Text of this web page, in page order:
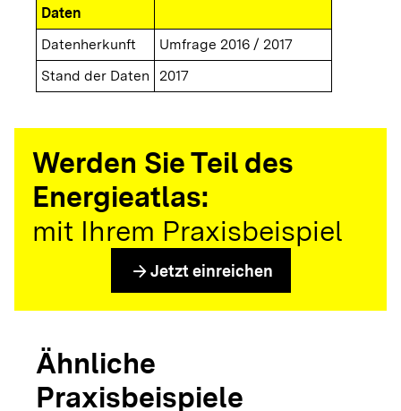
Daten
Datenherkunft
Umfrage 2016 / 2017
Stand der Daten
2017
Werden Sie Teil des
Energieatlas:
mit Ihrem Praxisbeispiel
arrow_forward Jetzt einreichen
Ähnliche
Praxisbeispiele